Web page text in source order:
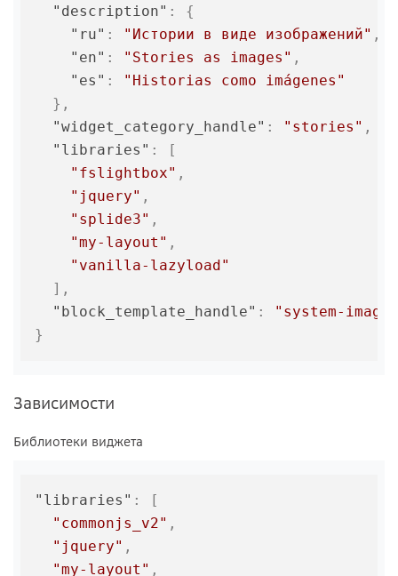
"description" :
{
"ru" : "Истории в виде изображений" ,
"en" : "Stories as images" ,
"es" :
"Historias como imágenes"
} ,
"widget_category_handle" : "stories" ,
"libraries" :
[
"fslightbox" ,
"jquery" ,
"splide3" ,
"my-layout" ,
"vanilla-lazyload"
] ,
"block_template_handle" :
"system-
}
Зависимости
Библиотеки виджета
"libraries" :
[
"commonjs_v2" ,
"jquery" ,
"my-layout" ,